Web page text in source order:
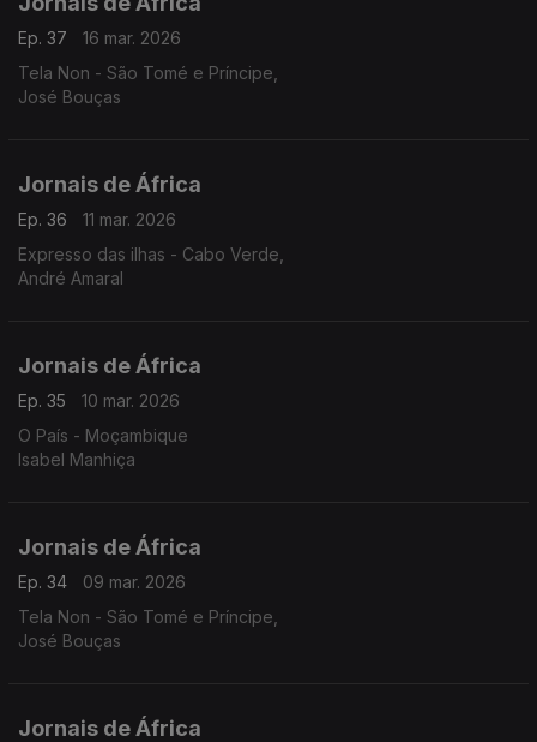
Ep. 37
16 mar. 2026
Tela Non - São Tomé e Príncipe,
José Bouças
Jornais de África
Ep. 36
11 mar. 2026
Expresso das ilhas - Cabo Verde,
André Amaral
Jornais de África
Ep. 35
10 mar. 2026
O País - Moçambique
Isabel Manhiça
Jornais de África
Ep. 34
09 mar. 2026
Tela Non - São Tomé e Príncipe,
José Bouças
Jornais de África